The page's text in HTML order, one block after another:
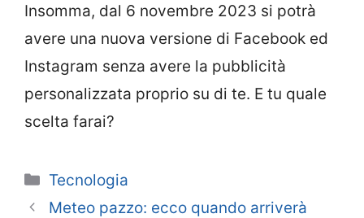
Insomma, dal 6 novembre 2023 si potrà
avere una nuova versione di Facebook ed
Instagram senza avere la pubblicità
personalizzata proprio su di te. E tu quale
scelta farai?
Categorie
Tecnologia
Meteo pazzo: ecco quando arriverà